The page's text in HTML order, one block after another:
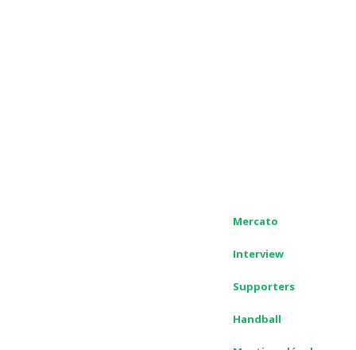
Mercato
Interview
Supporters
Handball